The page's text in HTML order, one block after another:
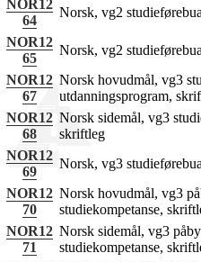
NOR12
64
Norsk, vg2
NOR12
65
Norsk, vg2
NOR12
67
Norsk hovudmål, vg3
utdanningsprogram,
NOR12
68
Norsk sidemål, vg3
skriftleg
NOR12
69
Norsk, vg3
NOR12
70
Norsk hovudmål, vg3
studiekompetanse,
NOR12
71
Norsk sidemål, vg3
studiekompetanse,